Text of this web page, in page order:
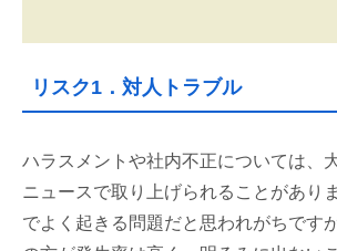
リスク1．対人トラブル
ハラスメントや社内不正については、
ニュースで取り上げられることがあり
でよく起きる問題だと思われがちです